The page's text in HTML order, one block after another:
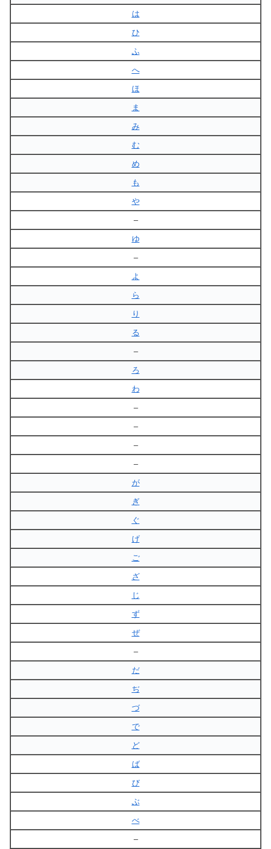
は
ひ
ふ
へ
ほ
ま
み
む
め
も
や
–
ゆ
–
よ
ら
り
る
–
ろ
わ
–
–
–
–
が
ぎ
ぐ
げ
ご
ざ
じ
ず
ぜ
–
だ
ぢ
づ
で
ど
ば
び
ぶ
べ
–